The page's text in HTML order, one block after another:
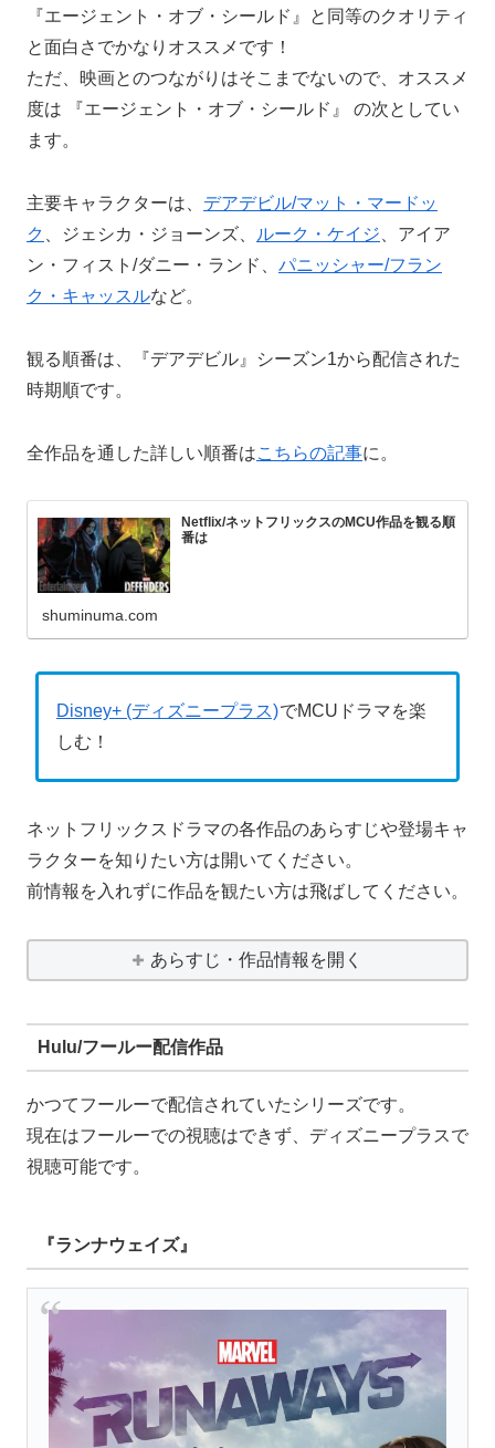
『エージェント・オブ・シールド』と同等のクオリティ
と面白さでかなりオススメです！
ただ、映画とのつながりはそこまでないので、オススメ
度は 『エージェント・オブ・シールド』 の次としてい
ます。
主要キャラクターは、 デアデビル/マット・マードッ
ク
、ジェシカ・ジョーンズ、 ルーク・ケイジ 、アイア
ン・フィスト/ダニー・ランド、 パニッシャー/フラン
ク・キャッスルなど。
観る順番は、『デアデビル』シーズン1から配信された
時期順です。
全作品を通した詳しい順番はこちらの記事に。
Netflix/ネットフリックスのMCU作品を観る順
番は
shuminuma.com
Disney+ (ディズニープラス)でMCUドラマを楽
しむ！
ネットフリックスドラマの各作品のあらすじや登場キャ
ラクターを知りたい方は開いてください。
前情報を入れずに作品を観たい方は飛ばしてください。
あらすじ・作品情報を開く
Hulu/フールー配信作品
かつてフールーで配信されていたシリーズです。
現在はフールーでの視聴はできず、ディズニープラスで
視聴可能です。
『ランナウェイズ』